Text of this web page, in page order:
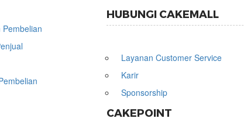
HUBUNGI CAKEMALL
Layanan Customer Service
Karir
Sponsorship
CAKEPOINT